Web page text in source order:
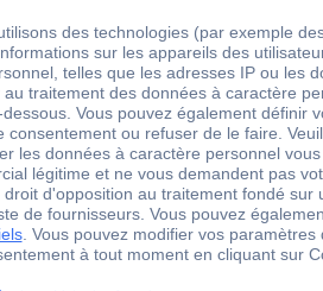
IP21
FAUX
Glossy
VRAI